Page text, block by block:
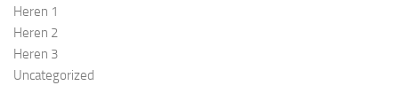
Heren 1
Heren 2
Heren 3
Uncategorized